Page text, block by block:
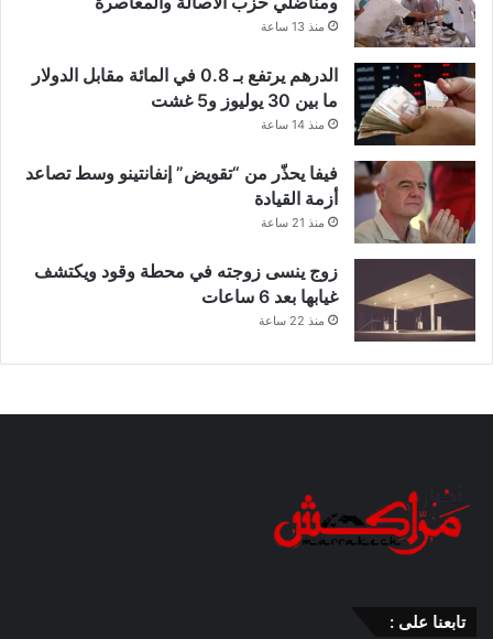
منذ 13 ساعة
الدرهم يرتفع بـ 0.8 في المائة مقابل الدولار
ما بين 30 يوليوز و5 غشت
منذ 14 ساعة
فيفا يحذّر من “تقويض” إنفانتينو وسط تصاعد
أزمة القيادة
منذ 21 ساعة
زوج ينسى زوجته في محطة وقود ويكتشف
غيابها بعد 6 ساعات
منذ 22 ساعة
تابعنا على :